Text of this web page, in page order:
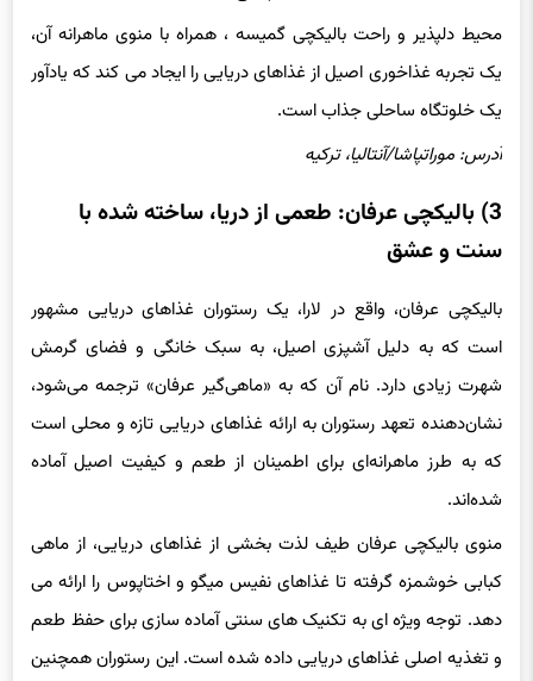
محیط دلپذیر و راحت بالیکچی گمیسه ، همراه با منوی ماهرانه آن،
یک تجربه غذاخوری اصیل از غذاهای دریایی را ایجاد می کند که یادآور
یک خلوتگاه ساحلی جذاب است.
آدرس: موراتپاشا/آنتالیا، ترکیه
3) بالیکچی عرفان: طعمی از دریا، ساخته شده با
سنت و عشق
بالیکچی عرفان، واقع در لارا، یک رستوران غذاهای دریایی مشهور
است که به دلیل آشپزی اصیل، به سبک خانگی و فضای گرمش
شهرت زیادی دارد. نام آن که به «ماهی‌گیر عرفان» ترجمه می‌شود،
نشان‌دهنده تعهد رستوران به ارائه غذاهای دریایی تازه و محلی است
که به طرز ماهرانه‌ای برای اطمینان از طعم و کیفیت اصیل آماده
شده‌اند.
منوی بالیکچی عرفان طیف لذت بخشی از غذاهای دریایی، از ماهی
کبابی خوشمزه گرفته تا غذاهای نفیس میگو و اختاپوس را ارائه می
دهد. توجه ویژه ای به تکنیک های سنتی آماده سازی برای حفظ طعم
و تغذیه اصلی غذاهای دریایی داده شده است. این رستوران همچنین